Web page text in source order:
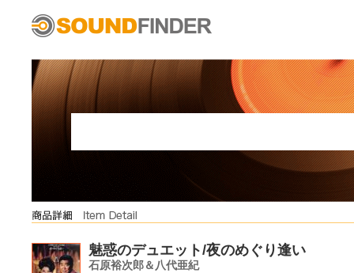
魅惑のデュエット/夜のめぐり逢い
石原裕次郎＆八代亜紀